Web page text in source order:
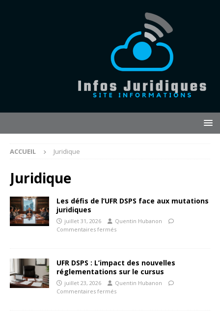
ACCUEIL Juridique
Juridique
Les défis de l’UFR DSPS face aux mutations
juridiques
juillet 31, 2026
Quentin Hubanon
Commentaires fermés
UFR DSPS : L’impact des nouvelles
réglementations sur le cursus
juillet 23, 2026
Quentin Hubanon
Commentaires fermés